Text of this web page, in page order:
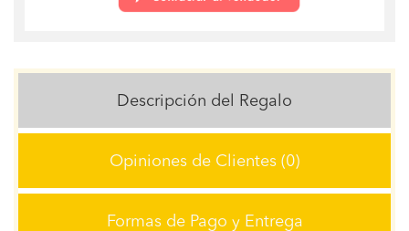
Descripción del Regalo
Opiniones de Clientes (0)
Formas de Pago y Entrega